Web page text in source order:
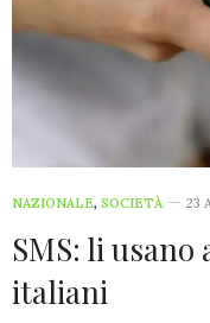
NAZIONALE, SOCIETÀ 23
SMS: li
italiani